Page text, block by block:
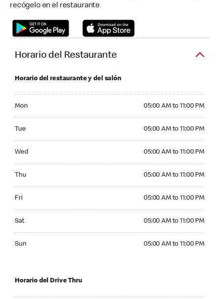
recógelo en el restaurante
Horario del Restaurante
Horario del restaurante y del salón
Mon 05:00 AM to 11:00 PM
Tue 05:00 AM to 11:00 PM
Wed 05:00 AM to 11:00 PM
Thu 05:00 AM to 11:00 PM
Fri 05:00 AM to 11:00 PM
Sat 05:00 AM to 11:00 PM
Sun 05:00 AM to 11:00 PM
Horario del Drive Thru